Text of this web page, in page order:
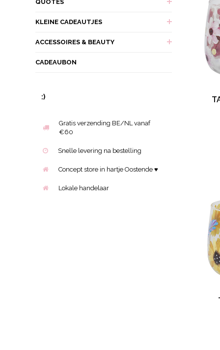
QUOTES
KLEINE CADEAUTJES
ACCESSOIRES & BEAUTY
CADEAUBON
:)
Gratis verzending BE/NL vanaf
€60
Snelle levering na bestelling
Concept store in hartje Oostende ♥
Lokale handelaar